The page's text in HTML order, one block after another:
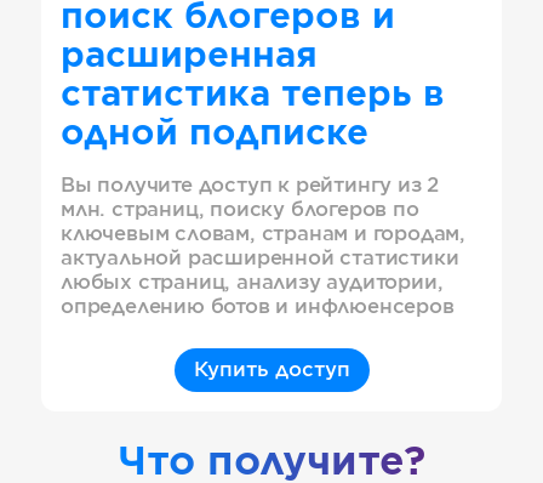
поиск блогеров и
расширенная
статистика теперь в
одной подписке
Вы получите доступ к рейтингу из 2
млн. страниц, поиску блогеров по
ключевым словам, странам и городам,
актуальной расширенной статистики
любых страниц, анализу аудитории,
определению ботов и инфлюенсеров
Купить доступ
Что получите?